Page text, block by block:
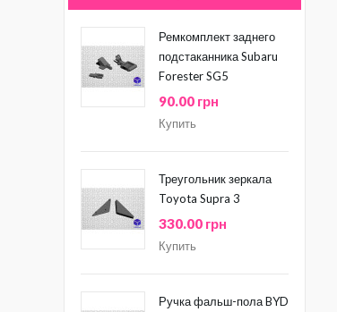
Ремкомплект заднего
подстаканника Subaru
Forester SG5
90.00 грн
Купить
Треугольник зеркала
Toyota Supra 3
330.00 грн
Купить
Ручка фальш-пола BYD